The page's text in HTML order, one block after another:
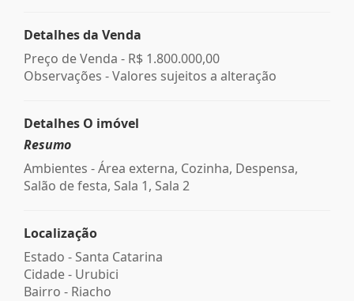
Detalhes da Venda
Preço de Venda - R$ 1.800.000,00
Observações - Valores sujeitos a alteração
Detalhes O imóvel
Resumo
Ambientes - Área externa, Cozinha, Despensa,
Salão de festa, Sala 1, Sala 2
Localização
Estado - Santa Catarina
Cidade - Urubici
Bairro - Riacho